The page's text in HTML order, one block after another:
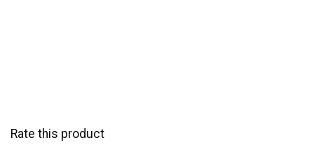
Rate this product